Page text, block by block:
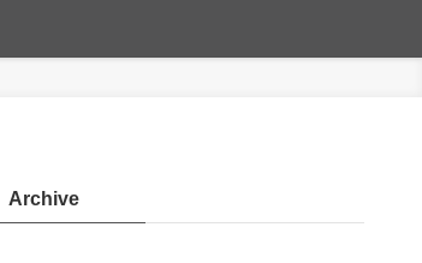
Archive